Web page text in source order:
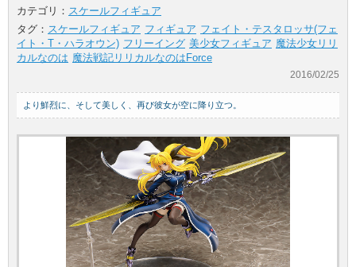
カテゴリ： スケールフィギュア
タグ： スケールフィギュア フィギュア フェイト・テスタロッサ(フェ
イト・T・ハラオウン) フリーイング 美少女フィギュア 魔法少女リリ
カルなのは 魔法戦記リリカルなのはForce
2016/02/25
より鮮烈に、そして美しく、再び彼女が空に降り立つ。